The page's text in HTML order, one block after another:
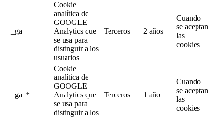
_ga
Cookie
analítica de
GOOGLE
Analytics que
se usa para
distinguir a los
usuarios
Terceros 2 años
Cuando
se aceptan
las
cookies
_ga_*
Cookie
analítica de
GOOGLE
Analytics que
se usa para
distinguir a los
Terceros 1 año
Cuando
se aceptan
las
cookies